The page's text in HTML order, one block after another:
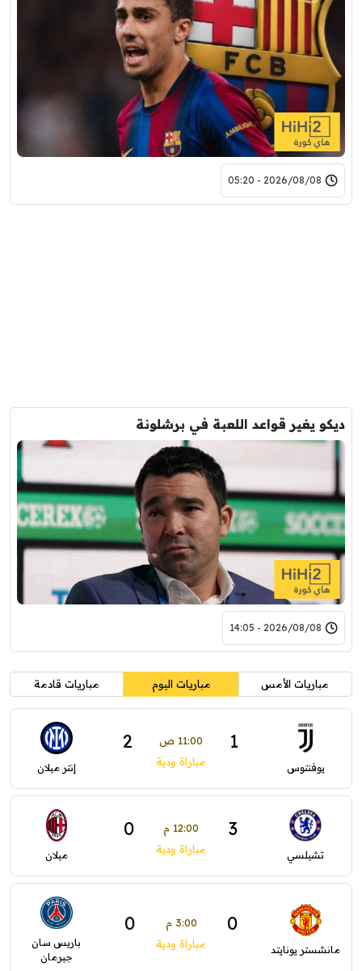
2026/08/08 - 05:20
ديكو يغير قواعد اللعبة في برشلونة
2026/08/08 - 14:05
مباريات الأمس مباريات اليوم مباريات قادمة
يوفنتوس
1 11:00 ص 2
مباراة ودية إنتر ميلان
تشيلسي
3 12:00 م 0
مباراة ودية ميلان
مانشستر يونايتد
0 3:00 م 0
مباراة ودية
باريس سان
جيرمان